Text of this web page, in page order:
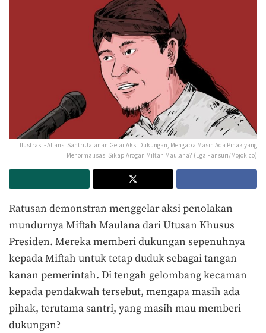
Ilustrasi - Aliansi Santri Jalanan Gelar Aksi Dukungan, Mengapa Masih Ada Pihak yang
Menormalisasi Sikap Arogan Miftah Maulana? (Ega Fansuri/Mojok.co)
Ratusan demonstran menggelar aksi penolakan
mundurnya Miftah Maulana dari Utusan Khusus
Presiden. Mereka memberi dukungan sepenuhnya
kepada Miftah untuk tetap duduk sebagai tangan
kanan pemerintah. Di tengah gelombang kecaman
kepada pendakwah tersebut, mengapa masih ada
pihak, terutama santri, yang masih mau memberi
dukungan?